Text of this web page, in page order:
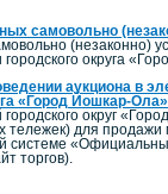
самовольно
(незаконно)
городского округа
аукциона в
«Город Йошкар-Ола»
округ
тележек) для продажи
системе
торгов).